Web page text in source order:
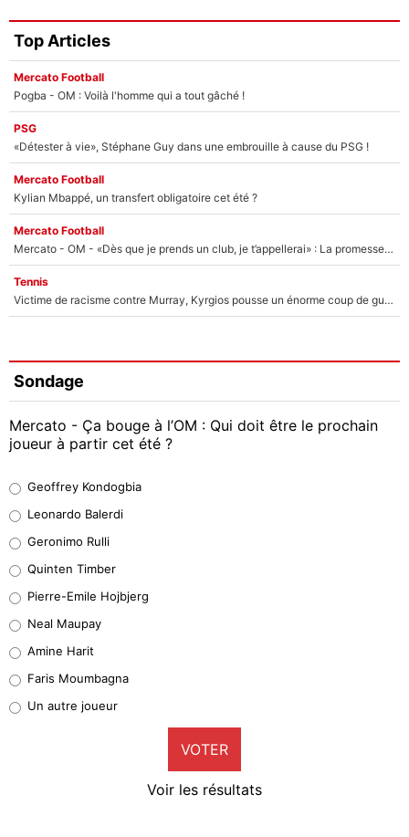
Top Articles
Mercato Football
Pogba - OM : Voilà l'homme qui a tout gâché !
PSG
«Détester à vie», Stéphane Guy dans une embrouille à cause du PSG !
Mercato Football
Kylian Mbappé, un transfert obligatoire cet été ?
Mercato Football
Mercato - OM - «Dès que je prends un club, je t’appellerai» : La promesse de Marcelino au moment de claquer la porte
Tennis
Victime de racisme contre Murray, Kyrgios pousse un énorme coup de gueule !
Sondage
Mercato - Ça bouge à l’OM : Qui doit être le prochain
joueur à partir cet été ?
38%
32%
5%
1%
9%
Geoffrey Kondogbia
Leonardo Balerdi
Geronimo Rulli
Quinten Timber
Pierre-Emile Hojbjerg
Neal Maupay
Amine Harit
Faris Moumbagna
Un autre joueur
VOTER
Voir les résultats